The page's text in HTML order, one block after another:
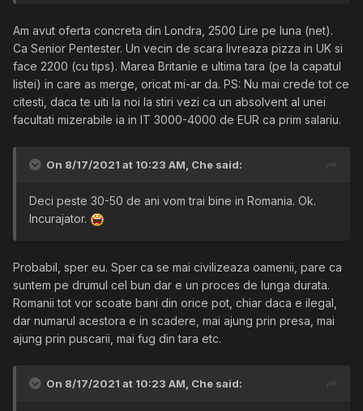
Am avut oferta concreta din Londra, 2500 Lire pe luna (net).
Ca Senior Pentester. Un vecin de scara livreaza pizza in UK si
face 2200 (cu tips). Marea Britanie e ultima tara (pe la capatul
listei) in care as merge, oricat mi-ar da. PS: Nu mai crede tot ce
citesti, daca te uiti la noi la stiri vezi ca un absolvent al unei
facultati mizerabile ia in IT 3000-4000 de EUR ca prim salariu.
On 8/17/2021 at 10:23 AM, Che said:
Deci peste 30-50 de ani vom trai bine in Romania. Ok.
Incurajator.
Probabil, sper eu. Sper ca se mai civilizeaza oamenii, pare ca
suntem pe drumul cel bun dar e un proces de lunga durata.
Romanii tot vor scoate bani din orice pot, chiar daca e ilegal,
dar numarul acestora e in scadere, mai ajung prin presa, mai
ajung prin puscarii, mai fug din tara etc.
On 8/17/2021 at 10:23 AM, Che said: